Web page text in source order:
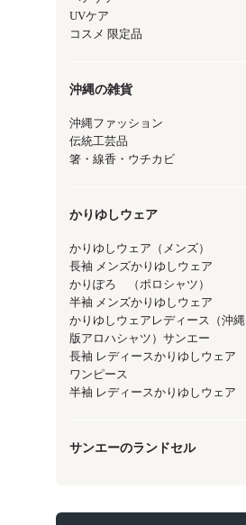
UVケア
コスメ 限定品
沖縄の雑貨
沖縄ファッション
伝統工芸品
箸・線香・ウチカビ
かりゆしウェア
かりゆしウェア（メンズ）
長袖 メンズかりゆしウェア
かりぽろ （ポロシャツ）
半袖 メンズかりゆしウェア
かりゆしウェアレディース（沖縄
版アロハシャツ）サンエー
長袖 レディースかりゆしウェア
ワンピース
半袖 レディースかりゆしウェア
サンエーのランドセル